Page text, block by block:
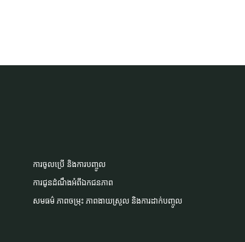
ការចូលប្រើ និងការបញ្ចូល
ការជូនដំណឹងអំពីឯកជនភាព
សមធម៌ ភាពចម្រុះ ភាពងាយស្រួល និងការដាក់បញ្ចូល